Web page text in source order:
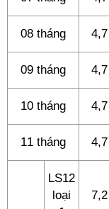
08 tháng 4,7
09 tháng 4,7
10 tháng 4,7
11 tháng 4,7
LS12
loại
7,2